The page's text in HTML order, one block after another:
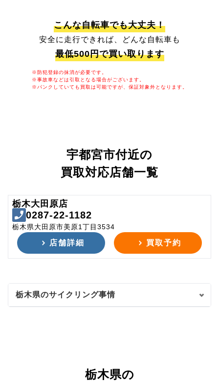
こんな自転車でも大丈夫！
安全に走行できれば、どんな自転車も
最低500円で買い取ります
※防犯登録の抹消が必要です。
※事故車などは引取となる場合がございます。
※パンクしていても買取は可能ですが、保証対象外となります。
宇都宮市付近の
買取対応店舗一覧
栃木大田原店
0287-22-1182
栃木県大田原市美原1丁目3534
店舗詳細 買取予約
栃木県のサイクリング事情
栃木県の